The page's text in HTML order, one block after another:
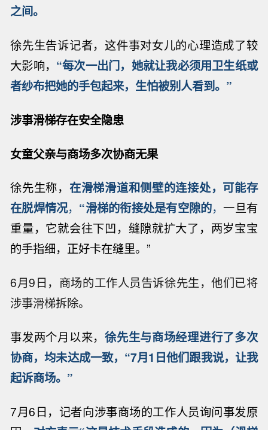
之间。
徐先生告诉记者，这件事对女儿的心理造成了较
大影响， “每次一出门，她就让我必须用卫生纸或
者纱布把她的手包起来，生怕被别人看到。”
涉事滑梯存在安全隐患
女童父亲与商场多次协商无果
徐先生称， 在滑梯滑道和侧壁的连接处，可能存
在脱焊情况， “滑梯的衔接处是有空隙的，一旦有
重量，它就会往下凹，缝隙就扩大了，两岁宝宝
的手指细，正好卡在缝里。”
6月9日，商场的工作人员告诉徐先生，他们已将
涉事滑梯拆除。
事发两个月以来，徐先生与商场经理进行了多次
协商，均未达成一致，“7月1日他们跟我说，让我
起诉商场。”
7月6日，记者向涉事商场的工作人员询问事发原